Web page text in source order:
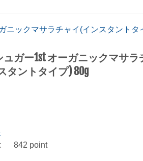
ニックマサラチャイ(インスタントタ
ガー1st オーガニックマサラ
タントタイプ) 80g
: 842 point